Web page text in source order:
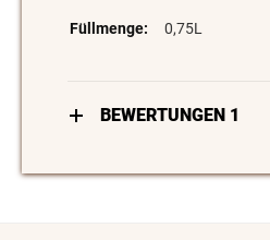
0,75L
BEWERTUNGEN 1